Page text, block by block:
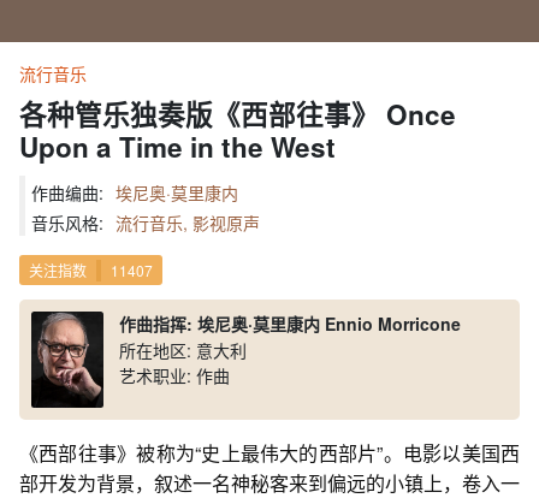
流行音乐
各种管乐独奏版《西部往事》 Once
Upon a Time in the West
作曲编曲: 埃尼奥·莫里康内
音乐风格: 流行音乐, 影视原声
关注指数 11407
作曲指挥: 埃尼奥·莫里康内 Ennio Morricone
所在地区: 意大利
艺术职业: 作曲
《西部往事》被称为“史上最伟大的西部片”。电影以美国西
部开发为背景，叙述一名神秘客来到偏远的小镇上，卷入一